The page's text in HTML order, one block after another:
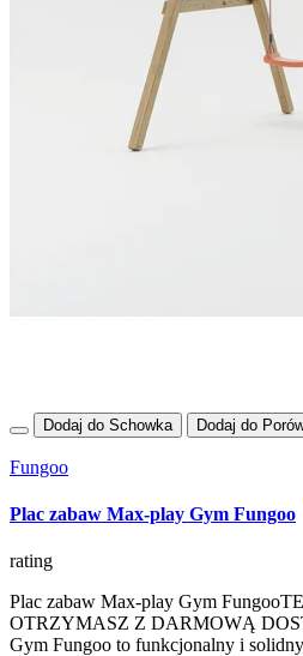
Dodaj do Schowka Dodaj do
Fungoo
Plac zabaw Max-play Gym Fungoo
rating
Plac zabaw Max-play Gym
OTRZYMASZ Z DARMOWĄ
Gym Fungoo to funkcjonalny i